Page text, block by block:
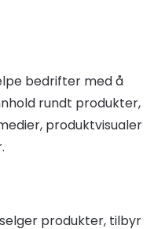
bedrifter med å
rundt produkter,
produktvisualer
produkter, tilbyr